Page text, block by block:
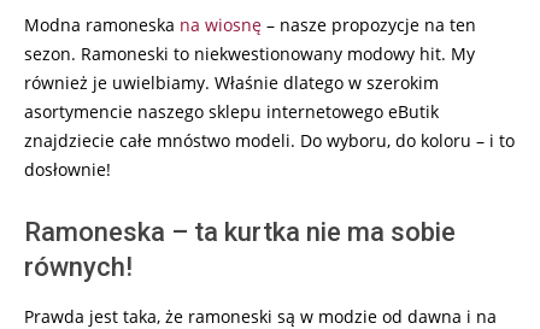
Modna ramoneska na wiosnę – nasze propozycje na ten
sezon. Ramoneski to niekwestionowany modowy hit. My
również je uwielbiamy. Właśnie dlatego w szerokim
asortymencie naszego sklepu internetowego eButik
znajdziecie całe mnóstwo modeli. Do wyboru, do koloru – i to
dosłownie!
Ramoneska – ta kurtka nie ma sobie
równych!
Prawda jest taka, że ramoneski są w modzie od dawna i na